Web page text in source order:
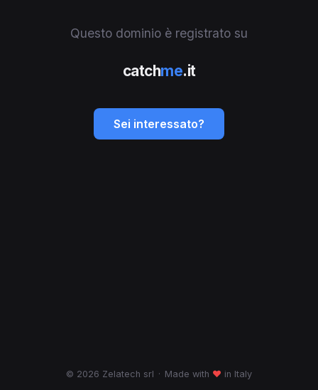
Questo dominio è registrato su
catchme.it
Sei interessato?
© 2026 Zelatech srl · Made with ♥ in Italy